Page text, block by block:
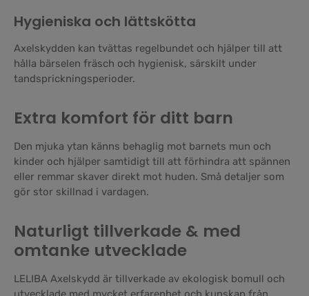
Hygieniska och lättskötta
Axelskydden kan tvättas regelbundet och hjälper till att
hålla bärselen fräsch och hygienisk, särskilt under
tandsprickningsperioder.
Extra komfort för ditt barn
Den mjuka ytan känns behaglig mot barnets mun och
kinder och hjälper samtidigt till att förhindra att spännen
eller remmar skaver direkt mot huden. Små detaljer som
gör stor skillnad i vardagen.
Naturligt tillverkade & med
omtanke utvecklade
LELIBA Axelskydd är tillverkade av ekologisk bomull och